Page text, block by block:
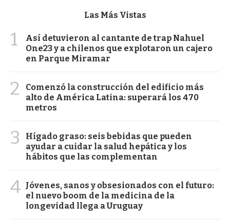
Las Más Vistas
1
Así detuvieron al cantante de trap Nahuel
One23 y a chilenos que explotaron un cajero
en Parque Miramar
2
Comenzó la construcción del edificio más
alto de América Latina: superará los 470
metros
3
Hígado graso: seis bebidas que pueden
ayudar a cuidar la salud hepática y los
hábitos que las complementan
4 Jóvenes, sanos y obsesionados con el futuro:
el nuevo boom de la medicina de la
longevidad llega a Uruguay